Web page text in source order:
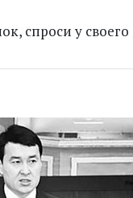
спроси у